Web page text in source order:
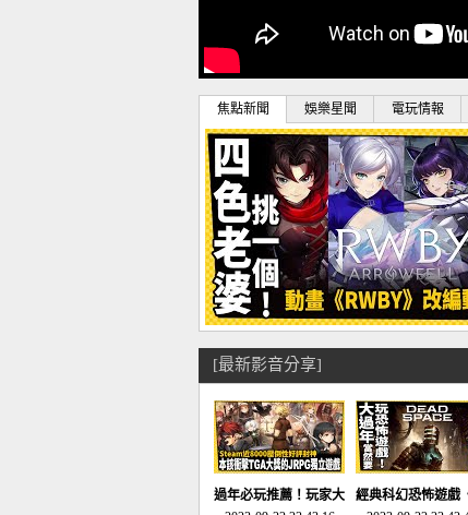
焦點新聞 娛樂星聞 電玩情報
[最新影音分享]
過年必玩推薦！玩家大
經典科幻恐怖遊戲